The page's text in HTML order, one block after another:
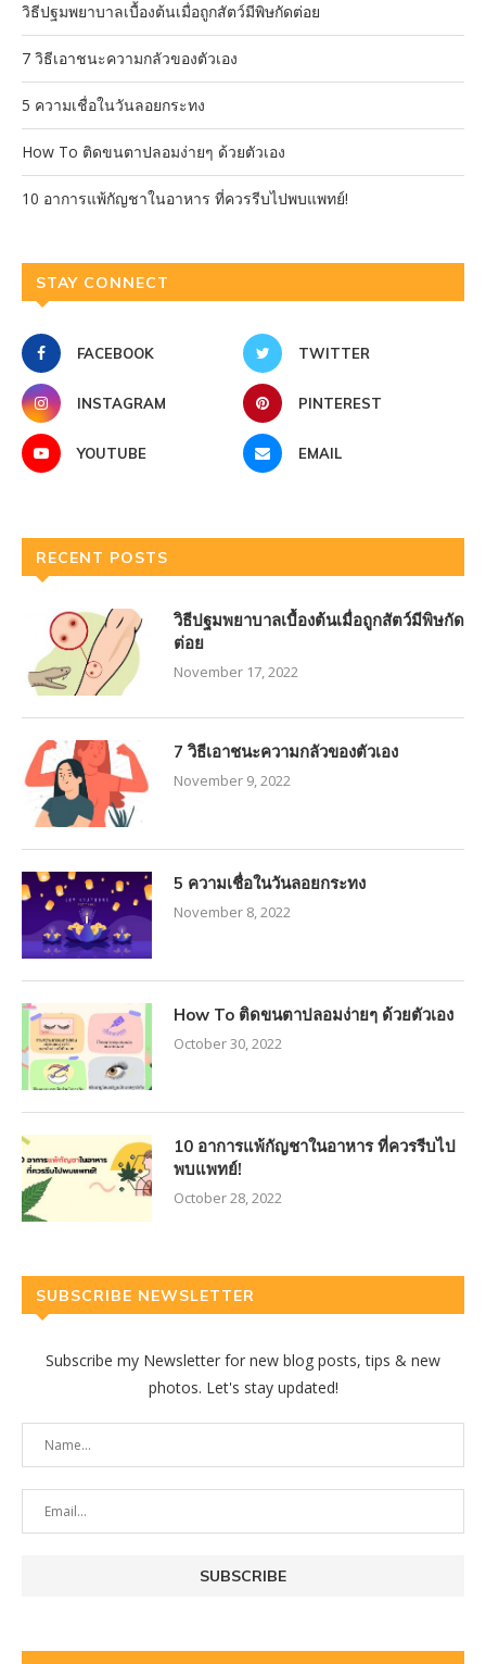
วิธีปฐมพยาบาลเบื้องต้นเมื่อถูกสัตว์มีพิษกัดต่อย
7 วิธีเอาชนะความกลัวของตัวเอง
5 ความเชื่อในวันลอยกระทง
How To ติดขนตาปลอมง่ายๆ ด้วยตัวเอง
10 อาการแพ้กัญชาในอาหาร ที่ควรรีบไปพบแพทย์!
STAY CONNECT
FACEBOOK TWITTER
INSTAGRAM PINTEREST
YOUTUBE EMAIL
RECENT POSTS
วิธีปฐมพยาบาลเบื้องต้นเมื่อถูกสัตว์มีพิษกัด
ต่อย
November 17, 2022
7 วิธีเอาชนะความกลัวของตัวเอง
November 9, 2022
5 ความเชื่อในวันลอยกระทง
November 8, 2022
How To ติดขนตาปลอมง่ายๆ ด้วยตัวเอง
October 30, 2022
10 อาการแพ้กัญชาในอาหาร ที่ควรรีบไป
พบแพทย์!
October 28, 2022
SUBSCRIBE NEWSLETTER
Subscribe my Newsletter for new blog posts, tips & new
photos. Let's stay updated!